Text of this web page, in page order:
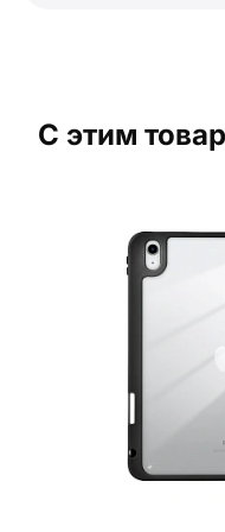
С этим